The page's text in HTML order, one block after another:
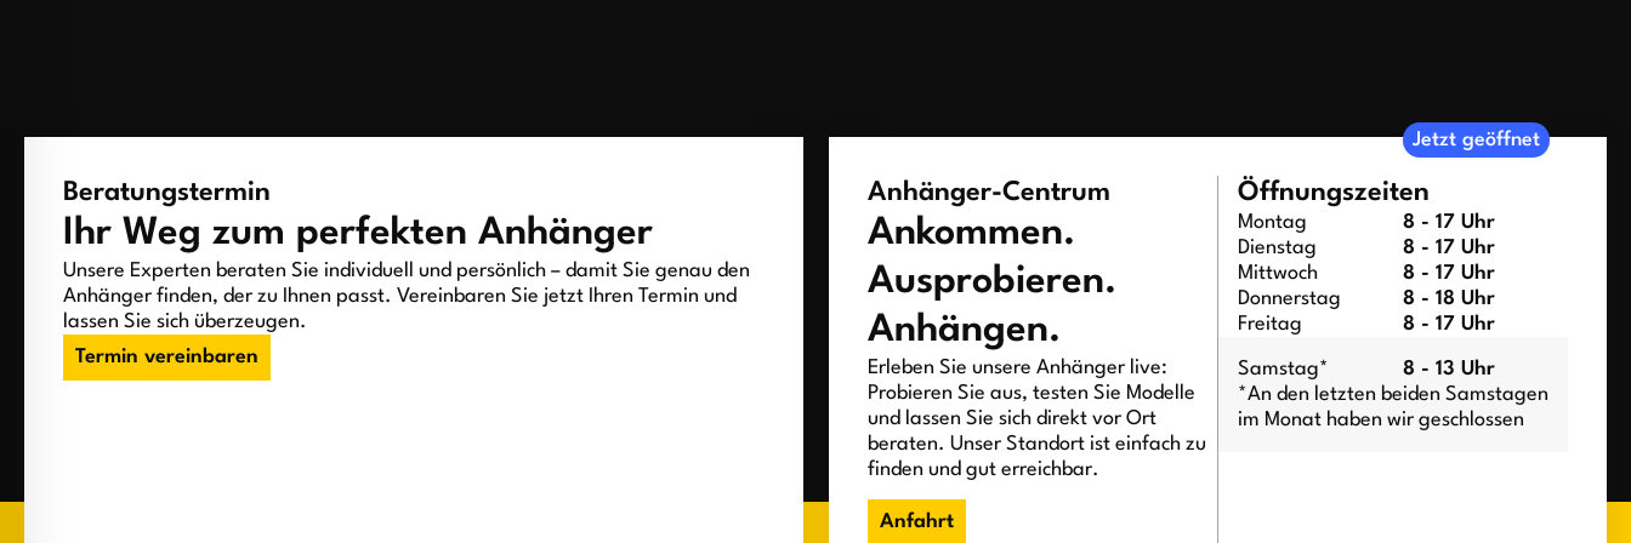
Beratungstermin
Ihr Weg zum perfekten Anhänger
Unsere Experten beraten Sie individuell und persönlich – damit Sie genau den
Anhänger finden, der zu Ihnen passt. Vereinbaren Sie jetzt Ihren Termin und
lassen Sie sich überzeugen.
Termin vereinbaren
Anhänger-Centrum
Ankommen.
Ausprobieren.
Anhängen.
Erleben Sie unsere Anhänger live:
Probieren Sie aus, testen Sie Modelle
und lassen Sie sich direkt vor Ort
beraten. Unser Standort ist einfach zu
finden und gut erreichbar.
Anfahrt
Jetzt geöffnet
Öffnungszeiten
Montag
8 - 17 Uhr
Dienstag
8 - 17 Uhr
Mittwoch
8 - 17 Uhr
Donnerstag
8 - 18 Uhr
Freitag
8 - 17 Uhr
Samstag*
8 - 13 Uhr
*An den letzten beiden Samstagen
im Monat haben wir geschlossen